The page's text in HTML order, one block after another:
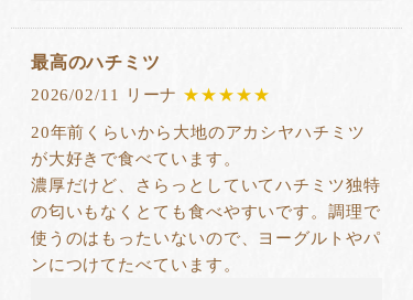
最高のハチミツ
2026/02/11 リーナ ★★★★★
20年前くらいから大地のアカシヤハチミツ
が大好きで食べています。
濃厚だけど、さらっとしていてハチミツ独特
の匂いもなくとても食べやすいです。調理で
使うのはもったいないので、ヨーグルトやパ
ンにつけてたべています。